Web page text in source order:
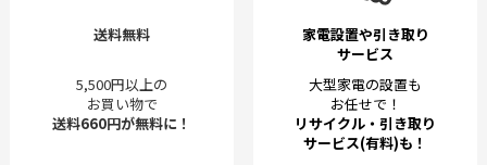
送料無料
5,500円以上の
お買い物で
送料660円が無料に！
家電設置や引き取り
サービス
大型家電の設置も
お任せで！
リサイクル・引き取り
サービス(有料)も！